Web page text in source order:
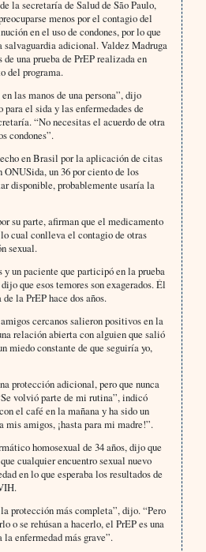
la secretaría de Salud de São Paulo,
menos por el contagio del
en el uso de condones, por lo que
salvaguardia adicional. Valdez Madruga
una prueba de PrEP realizada en
del programa.
las manos de una persona”, dijo
el sida y las enfermedades de
“No necesitas el acuerdo de otra
condones”.
en Brasil por la aplicación de citas
ONUSida, un 36 por ciento de los
disponible, probablemente usaría la
su parte, afirman que el medicamento
cual conlleva el contagio de otras
sexual.
y un paciente que participó en la prueba
que esos temores son exagerados. Él
la PrEP hace dos años.
cercanos salieron positivos en la
relación abierta con alguien que salió
miedo constante de que seguiría yo,
protección adicional, pero que nunca
volvió parte de mi rutina”, indicó
el café en la mañana y ha sido un
amigos, ¡hasta para mi madre!”.
homosexual de 34 años, dijo que
cualquier encuentro sexual nuevo
en lo que esperaba los resultados de
protección más completa”, dijo. “Pero
o se rehúsan a hacerlo, el PrEP es una
enfermedad más grave”.